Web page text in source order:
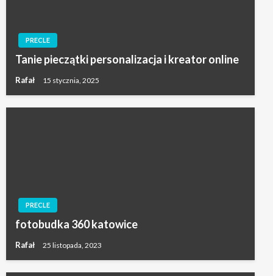
PRECLE
Tanie pieczątki personalizacja i kreator online
Rafał 15 stycznia, 2025
PRECLE
fotobudka 360 katowice
Rafał 25 listopada, 2023